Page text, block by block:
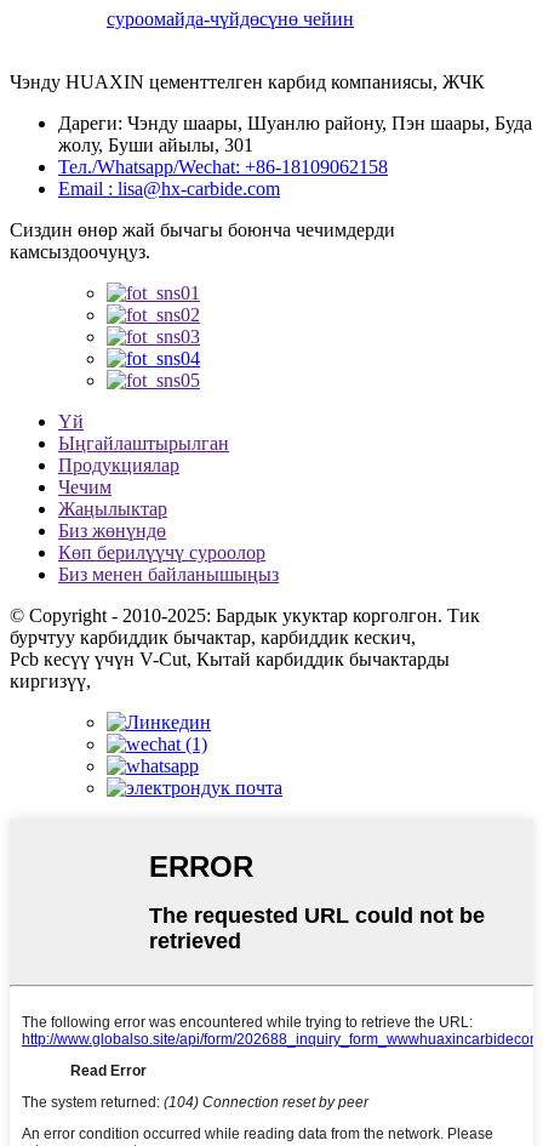
суроомайда-чүйдөсүнө чейин
Чэнду HUAXIN цементтелген карбид компаниясы, ЖЧК
Дареги: Чэнду шаары, Шуанлю району, Пэн шаары, Буда
жолу, Буши айылы, 301
Тел./Whatsapp/Wechat: +86-18109062158
Email : lisa@hx-carbide.com
Сиздин өнөр жай бычагы боюнча чечимдерди
камсыздоочуңуз.
Үй
Ыңгайлаштырылган
Продукциялар
Чечим
Жаңылыктар
Биз жөнүндө
Көп берилүүчү суроолор
Биз менен байланышыңыз
© Copyright - 2010-2025: Бардык укуктар корголгон. Тик
бурчтуу карбиддик бычактар, карбиддик кескич,
Pcb кесүү үчүн V-Cut, Кытай карбиддик бычактарды
киргизүү,